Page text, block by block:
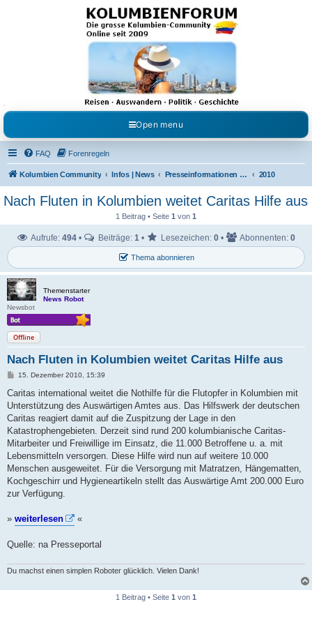
Kolumbienforum - Das
grosse Forum der
Freunde Kolumbiens
Reisen, Auswandern, Kultur, Politik, Geschichte und Visum in Kolumbien und Venezuela.
Austausch, Erfahrungen und Gemeinschaft im Kolumbienforum
Open menu
FAQ Forenregeln
Kolumbien Community Infos | News Presseinformationen & Neuigkeiten 2010
Nach Fluten in Kolumbien weitet Caritas Hilfe aus
1 Beitrag • Seite 1 von 1
Thema abonnieren
Aufrufe: 494 • Beiträge: 1 • Lesezeichen: 0 • Abonnenten: 0
Themenstarter
News Robot
Newsbot
Offline
Nach Fluten in Kolumbien weitet Caritas Hilfe aus
B
i
r
a
15. Dezember 2010, 15:39
Caritas international weitet die Nothilfe für die Flutopfer in Kolumbien mit
Unterstützung des Auswärtigen Amtes aus. Das Hilfswerk der deutschen
Caritas reagiert damit auf die Zuspitzung der Lage in den
Katastrophengebieten. Derzeit sind rund 200 kolumbianische Caritas-
Mitarbeiter und Freiwillige im Einsatz, die 11.000 Betroffene u. a. mit
Lebensmitteln versorgen. Diese Hilfe wird nun auf weitere 10.000
Menschen ausgeweitet. Für die Versorgung mit Matratzen, Hängematten,
Kochgeschirr und Hygieneartikeln stellt das Auswärtige Amt 200.000 Euro
zur Verfügung.
» weiterlesen «
Quelle: na Presseportal
Du machst einen simplen Roboter glücklich. Vielen Dank!
1 Beitrag • Seite 1 von 1